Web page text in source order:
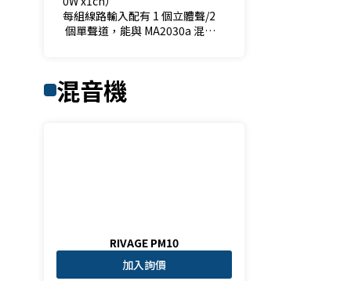
每組線路輸入配有 1 個立體聲/2
個單聲道，能與 MA2030a 混音
易操作
混音機
RIVAGE PM10
加入詢價